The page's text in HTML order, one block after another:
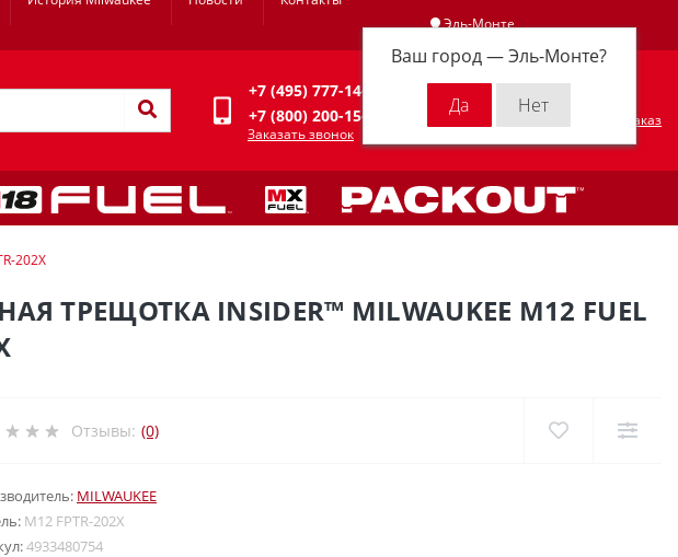
Эль-Монте
Ваш город —Эль-Монте?
Личный кабинет
+7 (495) 777-14-94
+7 (800) 200-15-94
Заказать звонок
Оформить заказ
202X
INSIDER™ MILWAUKEE M12 FUEL
Отзывы: (0)
MILWAUKEE
M12 FPTR-202X
4933480754